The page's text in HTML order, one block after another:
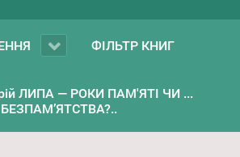
ФІЛЬТР КНИГ
ЛИПА — РОКИ ПАМ'ЯТІ ЧИ ...
БЕЗПАМ’ЯТСТВА?..